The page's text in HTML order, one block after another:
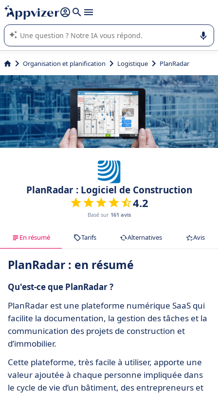
répondre (plusieurs lignes avec
L'IA de Appvizer vous guide dans l'utilisation ou la sélection de
logiciel SaaS en entreprise.
Organisation et planification Logistique PlanRadar
PlanRadar : Logiciel de Construction
4.2
Basé sur 161 avis
En résumé Tarifs Alternatives Avis
PlanRadar : en résumé
Qu'est-ce que PlanRadar ?
PlanRadar est une plateforme numérique SaaS qui
facilite la documentation, la gestion des tâches et la
communication des projets de construction et
d’immobilier.
Cette plateforme, très facile à utiliser, apporte une
valeur ajoutée à chaque personne impliquée dans
le cycle de vie d’un bâtiment, des entrepreneurs et